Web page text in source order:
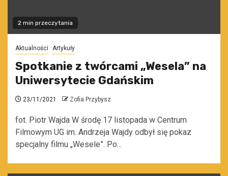
2 min przeczytania
Aktualności Artykuły
Spotkanie z twórcami „Wesela” na
Uniwersytecie Gdańskim
23/11/2021 Zofia Przybysz
fot. Piotr Wajda W środę 17 listopada w Centrum
Filmowym UG im. Andrzeja Wajdy odbył się pokaz
specjalny filmu „Wesele”. Po...